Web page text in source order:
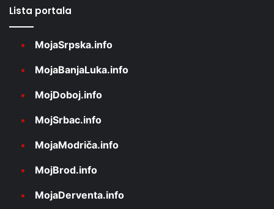
Lista portala
MojaSrpska.info
MojaBanjaLuka.info
MojDoboj.info
MojSrbac.info
MojaModriča.info
MojBrod.info
MojaDerventa.info